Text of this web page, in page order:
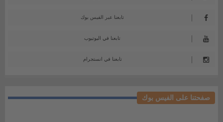
تابعنا عبر الفيس بوك
تابعنا في اليوتيوب
تابعنا في انستجرام
صفحتنا على الفيس بوك